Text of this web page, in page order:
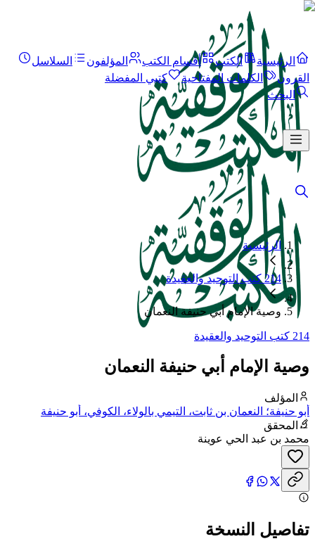
الرئيسية الكتب أقسام الكتب المؤلفون
السلاسل
القرون
الكلمات المفتاحية
كتبي المفضلة
البحث
الرئيسية
214 كتب التوحيد والعقيدة
وصية الإمام أبي حنيفة النعمان
214 كتب التوحيد والعقيدة
وصية الإمام أبي حنيفة النعمان
المؤلف
أبو حنيفة؛ النعمان بن ثابت، التيمي بالولاء، الكوفي، أبو حنيفة
المحقق
محمد بن عبد الحي عوينة
تفاصيل النسخة